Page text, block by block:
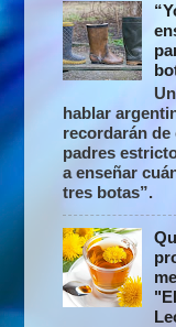
hablar
recordarán de
padres
a enseñar
tres botas”.